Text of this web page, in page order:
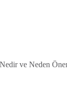
ve Neden